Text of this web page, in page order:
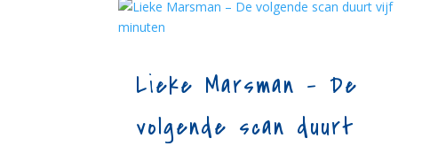
Lieke Marsman – De
volgende scan duurt